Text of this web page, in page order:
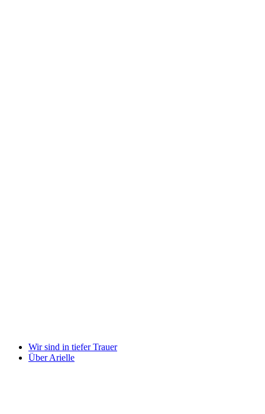
Wir sind in tiefer Trauer
Über Arielle